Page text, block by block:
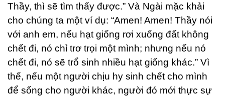
Thầy, thì sẽ tìm thấy được.” Và Ngài mặc khải
cho chúng ta một ví dụ: “Amen! Amen! Thầy nói
với anh em, nếu hạt giống rơi xuống đất không
chết đi, nó chỉ trơ trọi một mình; nhưng nếu nó
chết đi, nó sẽ trổ sinh nhiều hạt giống khác.” Vì
thế, nếu một người chịu hy sinh chết cho mình
để sống cho người khác, người đó mới thực sự